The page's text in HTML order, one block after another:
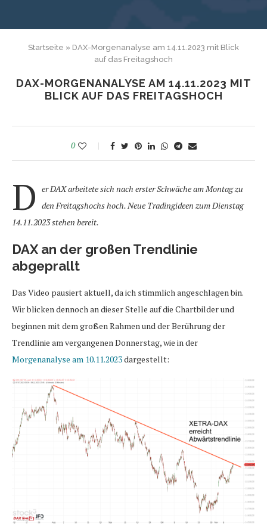
Startseite » DAX-Morgenanalyse am 14.11.2023 mit Blick
auf das Freitagshoch
DAX-MORGENANALYSE AM 14.11.2023 MIT
BLICK AUF DAS FREITAGSHOCH
0
D er DAX arbeitete sich nach erster Schwäche am Montag zu
den Freitagshochs hoch. Neue Tradingideen zum Dienstag
14.11.2023 stehen bereit.
DAX an der großen Trendlinie
abgeprallt
Das Video pausiert aktuell, da ich stimmlich angeschlagen bin.
Wir blicken dennoch an dieser Stelle auf die Chartbilder und
beginnen mit dem großen Rahmen und der Berührung der
Trendlinie am vergangenen Donnerstag, wie in der
Morgenanalyse am 10.11.2023dargestellt: